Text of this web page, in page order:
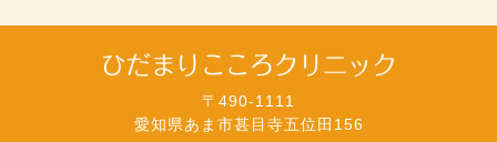
〒490-1111
愛知県あま市甚目寺五位田156